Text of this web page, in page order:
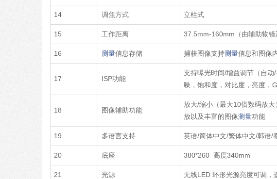
14 调焦方式 立柱式
15 工作距离 37.5mm-160mm（由辅助物镜
16 测量信息存储 捕获图像支持测量信息和图像
17 ISP功能
支持曝光时间/增益调节（自
噪，饱和度，对比度，亮度，
18 图像辅助功能
放大/缩小（最大10倍数码放
放以及丰富的图像测量功能
19 多语言支持 英语/简体中文/繁体中文/韩语/
20 底座 380*260 高度340mm
21 光源 无线LED 环形光源亮度可调，